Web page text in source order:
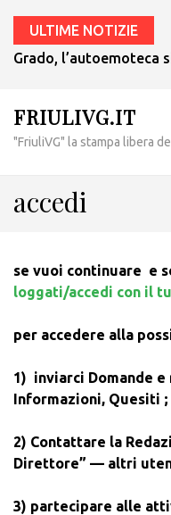
ULTIME NOTIZIE
Grado, l’autoemoteca
FRIULIVG.IT
"FriuliVG" la stampa libera
accedi
se vuoi continuare e
loggati/accedi con il
per accedere alla
1) inviarci Domande
Informazioni, Quesiti ;
2) Contattare la
Direttore” — altri
3) partecipare alle